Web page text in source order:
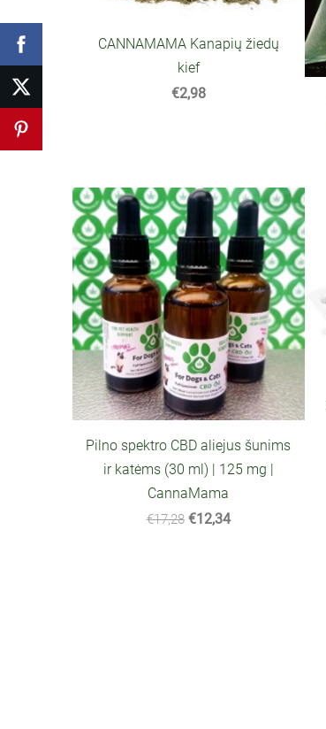
CANNAMAMA Kanapių žiedų
kief
€2,98
Pilno spektro CBD aliejus šunims
ir katėms (30 ml) | 125 mg |
CannaMama
€17,28 €12,34